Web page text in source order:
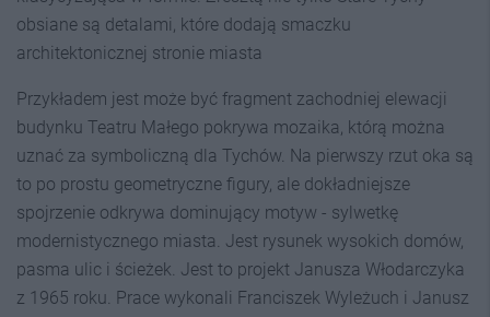
obsiane są detalami, które dodają smaczku
architektonicznej stronie miasta
Przykładem jest może być fragment zachodniej elewacji
budynku Teatru Małego pokrywa mozaika, którą można
uznać za symboliczną dla Tychów. Na pierwszy rzut oka są
to po prostu geometryczne figury, ale dokładniejsze
spojrzenie odkrywa dominujący motyw - sylwetkę
modernistycznego miasta. Jest rysunek wysokich domów,
pasma ulic i ścieżek. Jest to projekt Janusza Włodarczyka
z 1965 roku. Prace wykonali Franciszek Wyleżuch i Janusz